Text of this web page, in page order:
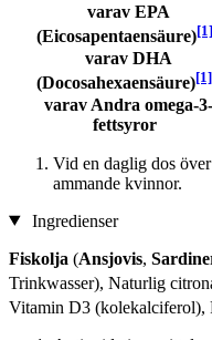
varav EPA
(Eicosapentaensäure)[1]
varav DHA
(Docosahexaensäure)[1]
varav Andra omega-3-
fettsyror
Vid en daglig dos
ammande kvinnor.
Ingredienser
Fiskolja (Ansjovis,
Trinkwasser), Naturlig
Vitamin D3 (kolekalciferol),